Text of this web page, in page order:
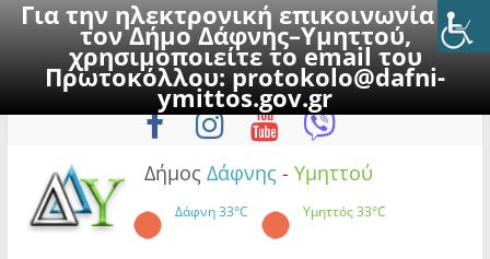
Για την ηλεκτρονική επικοινωνία με
τον Δήμο Δάφνης–Υμηττού,
χρησιμοποιείτε το email του
Πρωτοκόλλου:protokolo@dafni-
ymittos.gov.gr
to
Δευτέρα, 10 Αυγούστου 2026
Δήμος Δάφνης - Υμηττού
Δάφνη33°C Υμηττός33°C